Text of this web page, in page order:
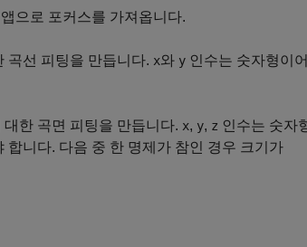
으로 포커스를 가져옵니다.
곡선 피팅을 만듭니다. x와 y 인수는 숫자형이
대한 곡면 피팅을 만듭니다. x, y, z 인수는 숫자
니다. 다음 중 한 명제가 참인 경우 크기가